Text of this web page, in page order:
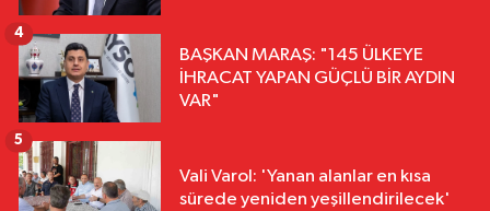
BAŞKAN MARAŞ: "145 ÜLKEYE
İHRACAT YAPAN GÜÇLÜ BİR AYDIN
VAR"
4
Vali Varol: 'Yanan alanlar en kısa
sürede yeniden yeşillendirilecek'
5